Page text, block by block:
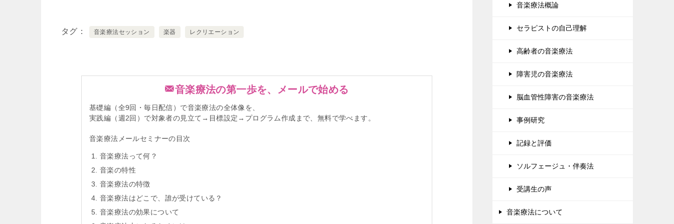
タグ 音楽療法セッション 楽器 レクリエーション
音楽療法の第一歩を、メールで始める
基礎編（全9回・毎日配信）で音楽療法の全体像を、
実践編（週2回）で対象者の見立て→目標設定→プログラム作成まで、無料で学べます。
音楽療法メールセミナーの目次
音楽療法って何？
音楽の特性
音楽療法の特徴
音楽療法はどこで、誰が受けている？
音楽療法の効果について
音楽療法概論
セラピストの自己理解
高齢者の音楽療法
障害児の音楽療法
脳血管性障害の音楽療法
事例研究
記録と評価
ソルフェージュ・伴奏法
受講生の声
音楽療法について